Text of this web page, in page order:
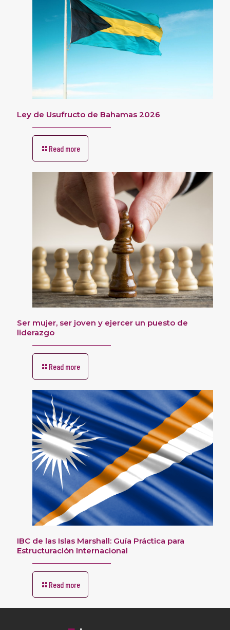
Ley de Usufructo de Bahamas 2026
Read more
Ser mujer, ser joven y ejercer un puesto de
liderazgo
Read more
IBC de las Islas Marshall: Guía Práctica para
Estructuración Internacional
Read more